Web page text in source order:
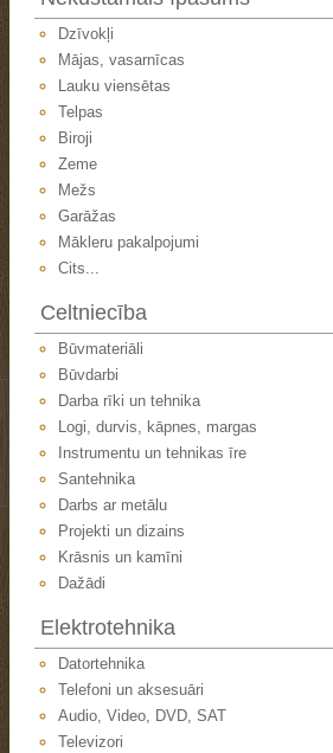
Dzīvokļi
Mājas, vasarnīcas
Lauku viensētas
Telpas
Biroji
Zeme
Mežs
Garāžas
Mākleru pakalpojumi
Cits...
Celtniecība
Būvmateriāli
Būvdarbi
Darba rīki un tehnika
Logi, durvis, kāpnes, margas
Instrumentu un tehnikas īre
Santehnika
Darbs ar metālu
Projekti un dizains
Krāsnis un kamīni
Dažādi
Elektrotehnika
Datortehnika
Telefoni un aksesuāri
Audio, Video, DVD, SAT
Televizori